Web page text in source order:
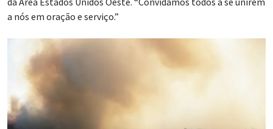
a nós em oração e serviço.”